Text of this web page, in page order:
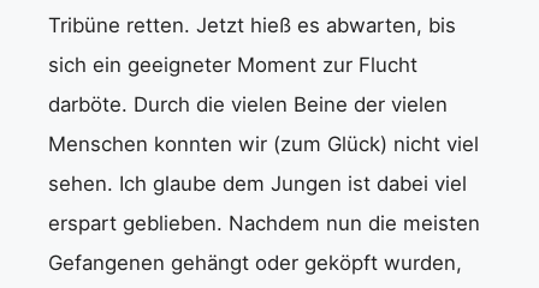
Tribüne retten. Jetzt hieß es abwarten, bis
sich ein geeigneter Moment zur Flucht
darböte. Durch die vielen Beine der vielen
Menschen konnten wir (zum Glück) nicht viel
sehen. Ich glaube dem Jungen ist dabei viel
erspart geblieben. Nachdem nun die meisten
Gefangenen gehängt oder geköpft wurden,